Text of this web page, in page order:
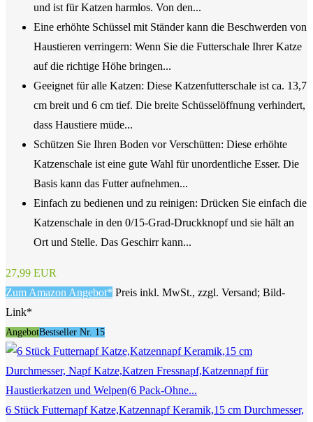
und ist für Katzen harmlos. Von den...
Eine erhöhte Schüssel mit Ständer kann die Beschwerden von
Haustieren verringern: Wenn Sie die Futterschale Ihrer Katze
auf die richtige Höhe bringen...
Geeignet für alle Katzen: Diese Katzenfutterschale ist ca. 13,7
cm breit und 6 cm tief. Die breite Schüsselöffnung verhindert,
dass Haustiere müde...
Schützen Sie Ihren Boden vor Verschütten: Diese erhöhte
Katzenschale ist eine gute Wahl für unordentliche Esser. Die
Basis kann das Futter aufnehmen...
Einfach zu bedienen und zu reinigen: Drücken Sie einfach die
Katzenschale in den 0/15-Grad-Druckknopf und sie hält an
Ort und Stelle. Das Geschirr kann...
27,99 EUR
Zum Amazon Angebot* Preis inkl. MwSt., zzgl. Versand; Bild-
Link*
AngebotBestseller Nr. 15
6 Stück Futternapf Katze,Katzennapf Keramik,15 cm Durchmesser,